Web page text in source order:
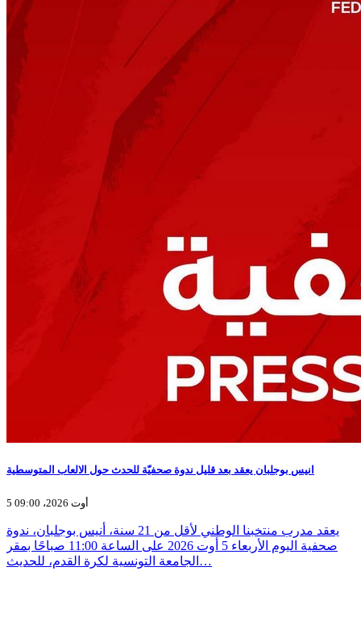
انيس بوجلبان يعقد بعد قليل ندوة صحفيّة للحدث حول الالعاب المتوسطية
5 أوت 2026، 09:00
يعقد مدرب منتخبنا الوطني لأقل من 21 سنة، أنيس بوجلبان، ندوة
صحفية اليوم الأربعاء 5 أوت 2026 على الساعة 11:00 صباحًا بمقر
الجامعة التونسية لكرة القدم، للحديث…